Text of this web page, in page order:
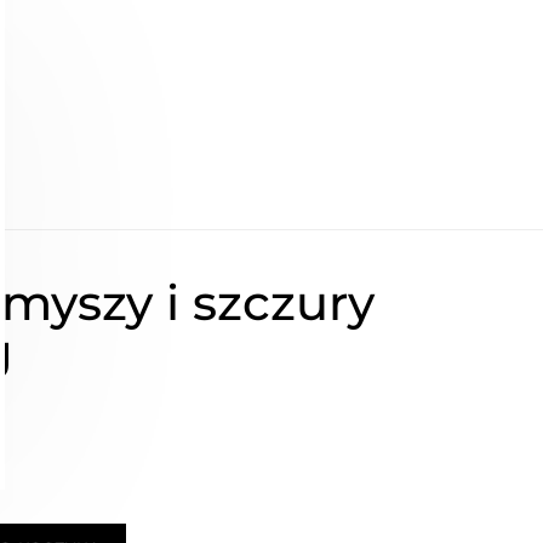
i szczury